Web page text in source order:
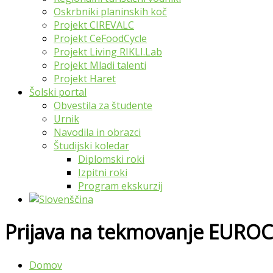
Oskrbniki planinskih koč
Projekt CIREVALC
Projekt CeFoodCycle
Projekt Living RIKLI.Lab
Projekt Mladi talenti
Projekt Haret
Šolski portal
Obvestila za študente
Urnik
Navodila in obrazci
Študijski koledar
Diplomski roki
Izpitni roki
Program ekskurzij
Prijava na tekmovanje
Domov